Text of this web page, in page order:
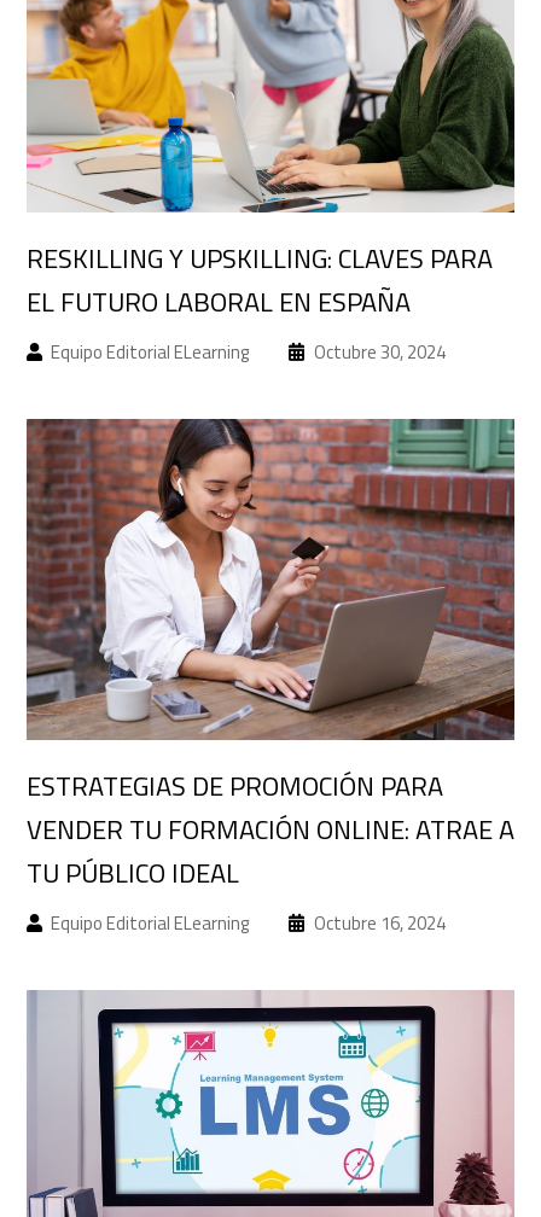
RESKILLING Y UPSKILLING: CLAVES PARA
EL FUTURO LABORAL EN ESPAÑA
Equipo Editorial ELearning Octubre 30, 2024
ESTRATEGIAS DE PROMOCIÓN PARA
VENDER TU FORMACIÓN ONLINE: ATRAE A
TU PÚBLICO IDEAL
Equipo Editorial ELearning Octubre 16, 2024